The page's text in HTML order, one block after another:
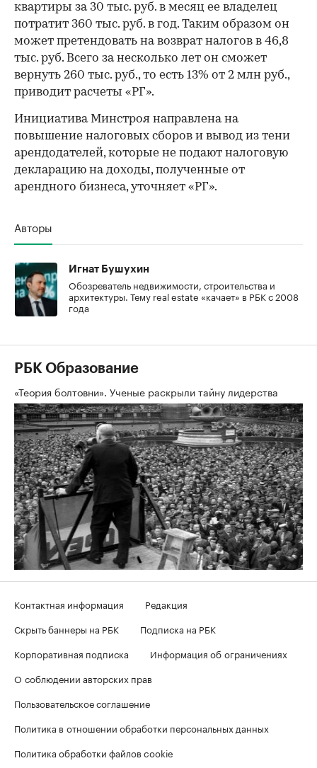
квартиры за 30 тыс. руб. в месяц ее владелец
потратит 360 тыс. руб. в год. Таким образом он
может претендовать на возврат налогов в 46,8
тыс. руб. Всего за несколько лет он сможет
вернуть 260 тыс. руб., то есть 13% от 2 млн руб.,
приводит расчеты «РГ».
Инициатива Минстроя направлена на
повышение налоговых сборов и вывод из тени
арендодателей, которые не подают налоговую
декларацию на доходы, полученные от
арендного бизнеса, уточняет «РГ».
Авторы
Игнат Бушухин
Обозреватель недвижимости, строительства и
архитектуры. Тему real estate «качает» в РБК с 2008
года
РБК Образование
«Теория болтовни». Ученые раскрыли тайну лидерства
Контактная информация
Редакция
Скрыть баннеры на РБК
Подписка на РБК
Корпоративная подписка
Информация об ограничениях
О соблюдении авторских прав
Пользовательское соглашение
Политика в отношении обработки персональных данных
Политика обработки файлов cookie